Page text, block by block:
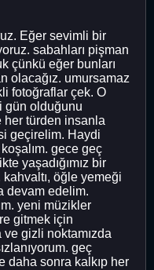
Eğer sevimli bir
sabahları pişman
çünkü eğer bunları
olacağız. umursamaz
fotoğraflar çek. O
gün olduğunu
her türden insanla
geçirelim. Haydi
gece geç
yaşadığımız bir
öğle yemeği
devam edelim.
yeni müzikler
gitmek için
ve gizli noktamızda
geç
daha sonra kalkıp her